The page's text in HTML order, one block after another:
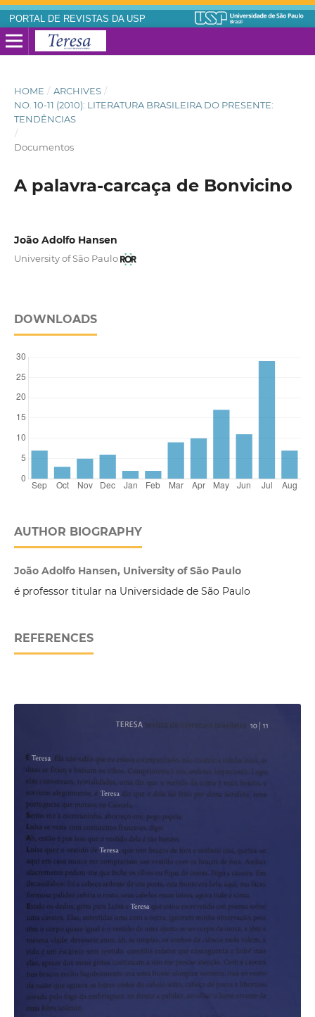
PORTAL DE REVISTAS DA USP
HOME / ARCHIVES /
NO. 10-11 (2010): LITERATURA BRASILEIRA DO PRESENTE:
TENDÊNCIAS
/
Documentos
A palavra-carcaça de Bonvicino
João Adolfo Hansen
University of São Paulo
DOWNLOADS
AUTHOR BIOGRAPHY
João Adolfo Hansen, University of São Paulo
é professor titular na Universidade de São Paulo
REFERENCES